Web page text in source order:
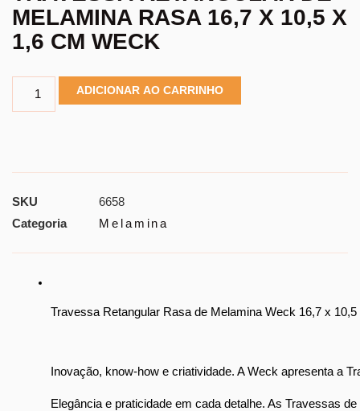
MELAMINA RASA 16,7 X 10,5 X
1,6 CM WECK
ADICIONAR AO CARRINHO
SKU
6658
Categoria
Melamina
Travessa Retangular Rasa de Melamina Weck 16,7 x
Inovação, know-how e criatividade. A Weck apresenta a
Elegância e praticidade em cada detalhe. As Travessas